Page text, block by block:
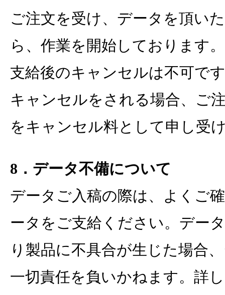
ご注文を受け、データを頂い
ら、作業を開始しております
支給後のキャンセルは不可で
キャンセルをされる場合、ご
をキャンセル料として申し受
8．データ不備について
データご入稿の際は、よくご
ータをご支給ください。デー
り製品に不具合が生じた場合
一切責任を負いかねます。詳